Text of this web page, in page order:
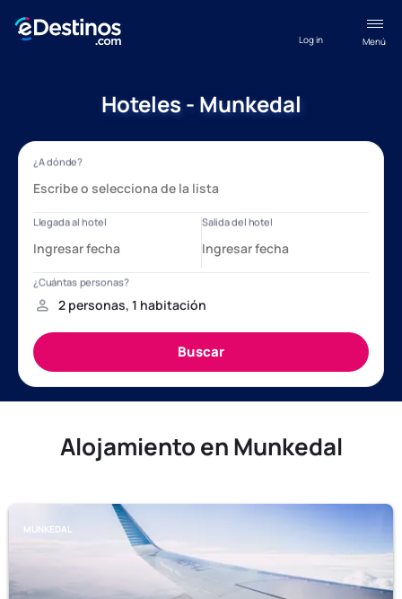
Menú
Log in
Hoteles - Munkedal
Alojamiento en Munkedal
MUNKEDAL